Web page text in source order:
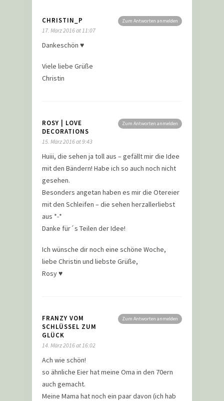
Zum Antworten anmelden
CHRISTIN_P
17. März 2016 at 11:07
Dankeschön ♥
Viele liebe Grüße
Christin
Zum Antworten anmelden
ROSY | LOVE
DECORATIONS
15. März 2016 at 9:43
Huiii, die sehen ja toll aus – gefällt mir die Idee
mit den Bändern! Habe ich so auch noch nicht
gesehen.
Besonders angetan haben es mir die Otereier
mit den Schleifen – die sehen herzallerliebst
aus *-*
Danke für´s Teilen der Idee!
Ich wünsche dir noch eine schöne Woche,
liebe Christin und liebste Grüße,
Rosy ♥
Zum Antworten anmelden
FRANZY VOM
SCHLÜSSEL ZUM
GLÜCK
14. März 2016 at 16:02
Ach wie schön!
so ähnliche Eier hat meine Oma in den 70ern
auch gemacht.
Meine Mama hat noch ein paar davon (ich hab